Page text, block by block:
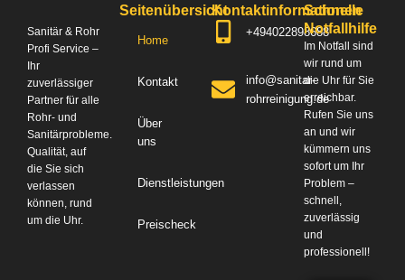
Sanitär & Rohr
Profi Service –
Ihr
zuverlässiger
Partner für alle
Rohr- und
Sanitärprobleme.
Qualität, auf
die Sie sich
verlassen
können, rund
um die Uhr.
Seitenübersicht
Home
Kontakt
Über
uns
Dienstleistungen
Preischeck
Kontaktinformationen
+494022898688
info@sanitar-
rohrreinigung.de
Schnelle
Notfallhilfe
Im Notfall sind
wir rund um
die Uhr für Sie
erreichbar.
Rufen Sie uns
an und wir
kümmern uns
sofort um Ihr
Problem –
schnell,
zuverlässig
und
professionell!